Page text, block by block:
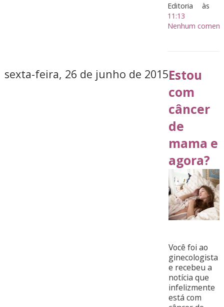
Editoria
às
11:13
Nenhum
sexta-feira, 26 de junho de 2015Estou
com
câncer
de
mama e
agora?
Você foi ao
ginecologista
e recebeu a
notícia que
infelizmente
está com